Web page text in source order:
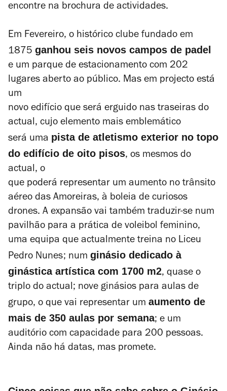
encontre na brochura de actividades.
Em Fevereiro, o histórico clube fundado em
1875 ganhou seis novos campos de padel
e um parque de estacionamento com 202
lugares aberto ao público. Mas em projecto está
um
novo edifício que será erguido nas traseiras do
actual, cujo elemento mais emblemático
será uma pista de atletismo exterior no topo
do edifício de oito pisos, os mesmos do
actual, o
que poderá representar um aumento no trânsito
aéreo das Amoreiras, à boleia de curiosos
drones. A expansão vai também traduzir-se num
pavilhão para a prática de voleibol feminino,
uma equipa que actualmente treina no Liceu
Pedro Nunes; num ginásio dedicado à
ginástica artística com 1700 m2, quase o
triplo do actual; nove ginásios para aulas de
grupo, o que vai representar um aumento de
mais de 350 aulas por semana; e um
auditório com capacidade para 200 pessoas.
Ainda não há datas, mas promete.